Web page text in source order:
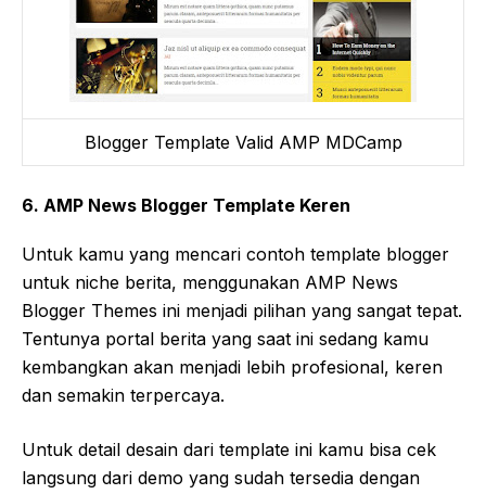
Blogger Template Valid AMP MDCamp
6. AMP News Blogger Template Keren
Untuk kamu yang mencari contoh template blogger
untuk niche berita, menggunakan AMP News
Blogger Themes ini menjadi pilihan yang sangat tepat.
Tentunya portal berita yang saat ini sedang kamu
kembangkan akan menjadi lebih profesional, keren
dan semakin terpercaya.
Untuk detail desain dari template ini kamu bisa cek
langsung dari demo yang sudah tersedia dengan